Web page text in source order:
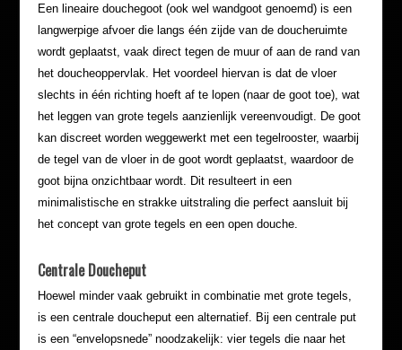
Een lineaire douchegoot (ook wel wandgoot genoemd) is een
langwerpige afvoer die langs één zijde van de doucheruimte
wordt geplaatst, vaak direct tegen de muur of aan de rand van
het doucheoppervlak. Het voordeel hiervan is dat de vloer
slechts in één richting hoeft af te lopen (naar de goot toe), wat
het leggen van grote tegels aanzienlijk vereenvoudigt. De goot
kan discreet worden weggewerkt met een tegelrooster, waarbij
de tegel van de vloer in de goot wordt geplaatst, waardoor de
goot bijna onzichtbaar wordt. Dit resulteert in een
minimalistische en strakke uitstraling die perfect aansluit bij
het concept van grote tegels en een open douche.
Centrale Doucheput
Hoewel minder vaak gebruikt in combinatie met grote tegels,
is een centrale doucheput een alternatief. Bij een centrale put
is een “envelopsnede” noodzakelijk: vier tegels die naar het